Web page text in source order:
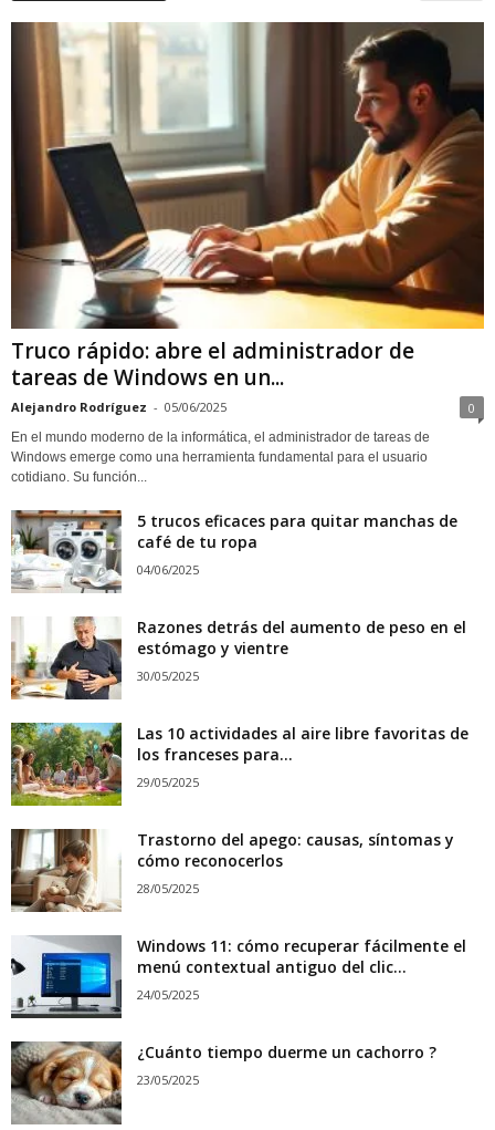
Truco rápido: abre el administrador de
tareas de Windows en un...
Alejandro Rodríguez - 05/06/2025 0
En el mundo moderno de la informática, el administrador de tareas de
Windows emerge como una herramienta fundamental para el usuario
cotidiano. Su función...
5 trucos eficaces para quitar manchas de
café de tu ropa
04/06/2025
Razones detrás del aumento de peso en el
estómago y vientre
30/05/2025
Las 10 actividades al aire libre favoritas de
los franceses para...
29/05/2025
Trastorno del apego: causas, síntomas y
cómo reconocerlos
28/05/2025
Windows 11: cómo recuperar fácilmente el
menú contextual antiguo del clic...
24/05/2025
¿Cuánto tiempo duerme un cachorro ?
23/05/2025